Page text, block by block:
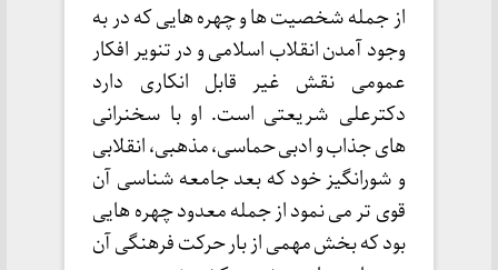
از جمله شخصیت ها و چهره هایی که در به
وجود آمدن انقلاب اسلامی و در تنویر افکار
عمومی نقش غیر قابل انکاری دارد
دکترعلی شریعتی است. او با سخنرانی
های جذاب و ادبی حماسی، مذهبی، انقلابی
و شورانگیز خود که بعد جامعه شناسی آن
قوی تر می نمود از جمله معدود چهره هایی
بود که بخش مهمی از بار حرکت فرهنگی آن